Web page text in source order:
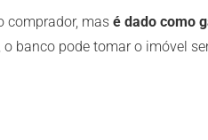
comprador, mas é dado como
banco pode tomar o imóvel